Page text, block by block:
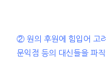
② 원의 후원에 힘입어 고
문익점 등의 대신들을 파